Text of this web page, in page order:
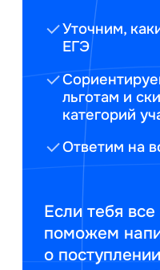
Уточним,
ЕГЭ
льготам и
категорий
Ответим на
Если тебя
поможем
о